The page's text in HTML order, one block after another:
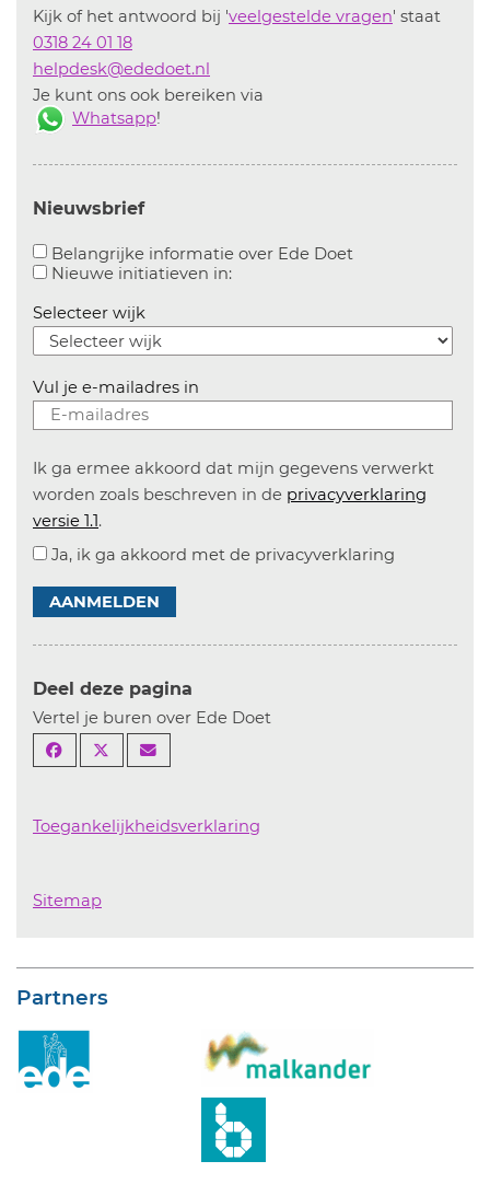
Kijk of het antwoord bij 'veelgestelde vragen' staat
0318 24 01 18
helpdesk@ededoet.nl
Je kunt ons ook bereiken via
Whatsapp!
Nieuwsbrief
Belangrijke informatie over Ede Doet
Nieuwe initiatieven in:Aanvinken om informatie over
Selecteer wijk
Vul je e-mailadres in
Ik ga ermee akkoord dat mijn gegevens verwerkt
worden zoals beschreven in de privacyverklaring
versie 1.1.
Ja, ik ga akkoord met de privacyverklaring
AANMELDEN
Deel deze pagina
Vertel je buren over Ede Doet
Toegankelijkheidsverklaring
Sitemap
Partners